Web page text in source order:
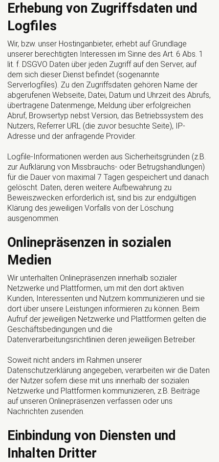
Erhebung von Zugriffsdaten und
Logfiles
Wir, bzw. unser Hostinganbieter, erhebt auf Grundlage
unserer berechtigten Interessen im Sinne des Art. 6 Abs. 1
lit. f. DSGVO Daten über jeden Zugriff auf den Server, auf
dem sich dieser Dienst befindet (sogenannte
Serverlogfiles). Zu den Zugriffsdaten gehören Name der
abgerufenen Webseite, Datei, Datum und Uhrzeit des Abrufs,
übertragene Datenmenge, Meldung über erfolgreichen
Abruf, Browsertyp nebst Version, das Betriebssystem des
Nutzers, Referrer URL (die zuvor besuchte Seite), IP-
Adresse und der anfragende Provider.
Logfile-Informationen werden aus Sicherheitsgründen (z.B.
zur Aufklärung von Missbrauchs- oder Betrugshandlungen)
für die Dauer von maximal 7 Tagen gespeichert und danach
gelöscht. Daten, deren weitere Aufbewahrung zu
Beweiszwecken erforderlich ist, sind bis zur endgültigen
Klärung des jeweiligen Vorfalls von der Löschung
ausgenommen.
Onlinepräsenzen in sozialen
Medien
Wir unterhalten Onlinepräsenzen innerhalb sozialer
Netzwerke und Plattformen, um mit den dort aktiven
Kunden, Interessenten und Nutzern kommunizieren und sie
dort über unsere Leistungen informieren zu können. Beim
Aufruf der jeweiligen Netzwerke und Plattformen gelten die
Geschäftsbedingungen und die
Datenverarbeitungsrichtlinien deren jeweiligen Betreiber.
Soweit nicht anders im Rahmen unserer
Datenschutzerklärung angegeben, verarbeiten wir die Daten
der Nutzer sofern diese mit uns innerhalb der sozialen
Netzwerke und Plattformen kommunizieren, z.B. Beiträge
auf unseren Onlinepräsenzen verfassen oder uns
Nachrichten zusenden.
Einbindung von Diensten und
Inhalten Dritter